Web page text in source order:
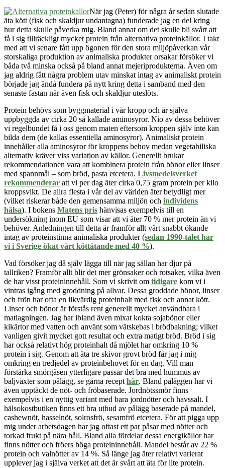
När jag (Peter) för några år sedan slutade
äta kött (fisk och skaldjur undantagna) funderade jag en del kring
hur detta skulle påverka mig. Bland annat om det skulle bli svårt att
få i sig tillräckligt mycket protein från alternativa proteinkällor. I takt
med att vi senare fått upp ögonen för den stora miljöpåverkan vår
storskaliga produktion av animaliska produkter orsakar försöker vi
båda två minska också på bland annat mejeriprodukterna. Även om
jag aldrig fått några problem utav minskat intag av animaliskt protein
började jag ändå fundera på nytt kring detta i samband med den
senaste fastan när även fisk och skaldjur uteslöts.
Protein behövs som byggmaterial i vår kropp och är själva
uppbyggda av cirka 20 så kallade aminosyror. Nio av dessa behöver
vi regelbundet få i oss genom maten eftersom kroppen själv inte kan
bilda dem (de kallas essentiella aminosyror). Animaliskt protein
innehåller alla aminosyror för kroppens behov medan vegetabiliska
alternativ kräver viss variation av källor. Generellt brukar
rekommendationen vara att kombinera protein från bönor eller linser
med spannmål – som bröd, pasta etcetera. Livsmedelsverket
rekommenderar att vi per dag äter cirka 0,75 gram protein per kilo
kroppsvikt. De allra flesta i vår del av världen äter betydligt mer
(vilket riskerar både den gemensamma miljön och individens
hälsa). I bokens Matens pris hänvisas exempelvis till en
undersökning inom EU som visar att vi äter 70 % mer protein än vi
behöver. Anledningen till detta är framför allt vårt snabbt ökande
intag av proteinstinna animaliska produkter (sedan 1990-talet har
vi i Sverige ökat vårt köttätande med 40 %).
Vad försöker jag då själv lägga till när jag sällan har djur på
tallriken? Framför allt blir det mer grönsaker och rotsaker, vilka även
de har visst proteininnehåll. Som vi skrivit om tidigare kom vi i
vintras igång med groddning på allvar. Dessa groddade bönor, linser
och frön har ofta en likvärdig proteinhalt med fisk och annat kött.
Linser och bönor är förstås rent generellt mycket användbara i
matlagningen. Jag har ibland även mixat kokta sojabönor eller
kikärtor med vatten och använt som vätskebas i brödbakning; vilket
vanligen givit mycket gott resultat och extra matigt bröd. Bröd i sig
har också relativt hög proteinhalt då mjölet har omkring 10 %
protein i sig. Genom att äta tre skivor grovt bröd får jag i mig
omkring en tredjedel av proteinbehovet för en dag. Vill man
förstärka smörgåsen ytterligare passar det bra med hummus av
baljväxter som pålägg, se gärna recept här. Bland påläggen har vi
även upptäckt de nöt- och fröbaserade. Jordnötssmör finns
exempelvis i en nyttig variant med bara jordnötter och havssalt. I
hälsokostbutiken finns ett bra utbud av pålägg baserade på mandel,
cashewnöt, hasselnöt, solrosfrö, sesamfrö etcetera. För att pigga upp
mig under arbetsdagen har jag oftast ett par påsar med nötter och
torkad frukt på nära håll. Bland alla fördelar dessa energikällor har
finns nötter och fröers höga proteininnehåll. Mandel består av 22 %
protein och valnötter av 14 %. Så länge jag äter relativt varierat
upplever jag i själva verket att det är svårt att äta för lite protein.